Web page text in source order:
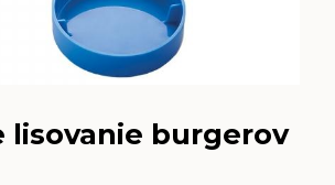
lisovanie burgerov